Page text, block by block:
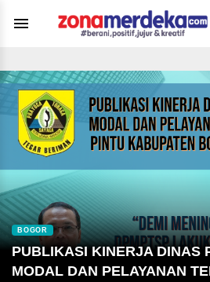
BOGOR
PUBLIKASI KINERJA DINAS
MODAL DAN PELAYANAN